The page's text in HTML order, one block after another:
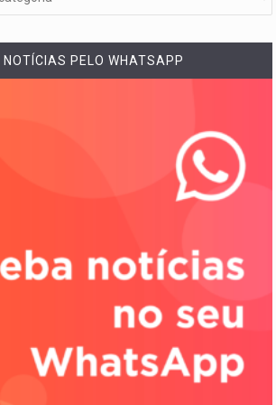
O programa, cuja
A nova legislação estabelece
O Departamento de Estado
A final coloca frente a frente
NOTÍCIAS PELO WHATSAPP